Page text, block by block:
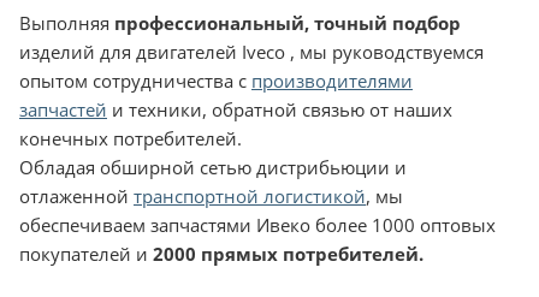
Выполняя профессиональный, точный подбор
изделий для двигателей Iveco , мы руководствуемся
опытом сотрудничества с производителями
запчастей и техники, обратной связью от наших
конечных потребителей.
Обладая обширной сетью дистрибьюции и
отлаженной транспортной логистикой, мы
обеспечиваем запчастями Ивеко более 1000 оптовых
покупателей и 2000 прямых потребителей.